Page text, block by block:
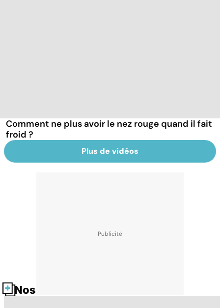
Comment ne plus avoir le nez rouge quand il fait
froid ?
Plus de vidéos
Nos fiches santé